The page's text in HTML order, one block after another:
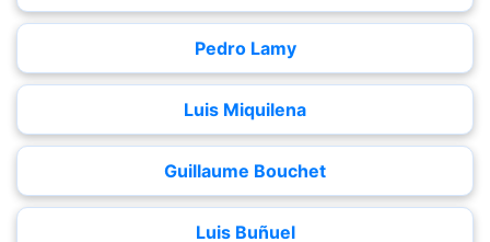
Pedro Lamy
Luis Miquilena
Guillaume Bouchet
Luis Buñuel